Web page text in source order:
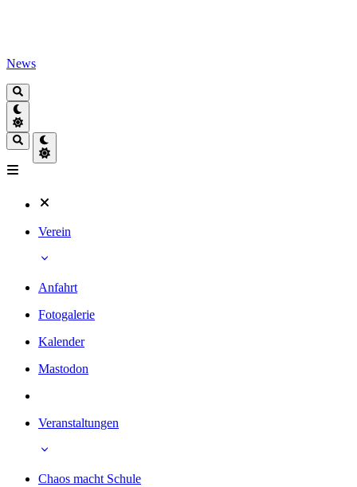
News
Verein
Anfahrt
Fotogalerie
Kalender
Mastodon
Veranstaltungen
Chaos macht Schule